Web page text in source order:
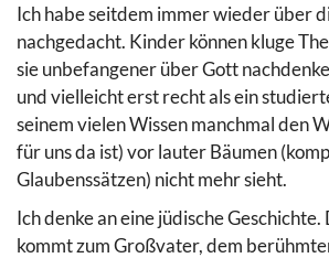
Ich habe seitdem immer wieder über
nachgedacht. Kinder können kluge
sie unbefangener über Gott
und vielleicht erst recht als ein
seinem vielen Wissen manchmal den
für uns da ist) vor lauter Bäumen
Glaubenssätzen) nicht mehr sieht.
Ich denke an eine jüdische
kommt zum Großvater, dem